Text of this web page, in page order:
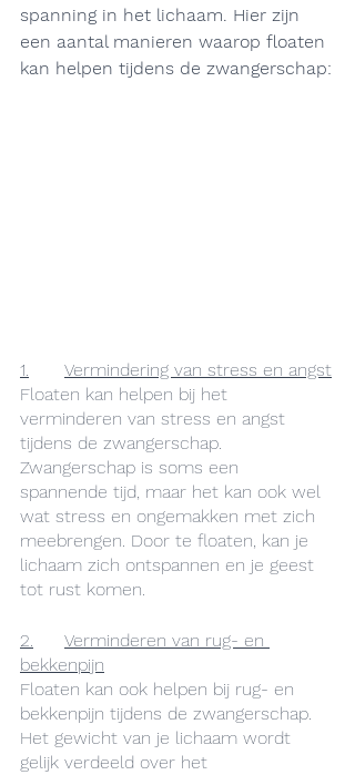
spanning in het lichaam. Hier zijn
een aantal manieren waarop floaten
kan helpen tijdens de zwangerschap:
1.	Vermindering van stress en angst
Floaten kan helpen bij het
verminderen van stress en angst
tijdens de zwangerschap.
Zwangerschap is soms een
spannende tijd, maar het kan ook wel
wat stress en ongemakken met zich
meebrengen. Door te floaten, kan je
lichaam zich ontspannen en je geest
tot rust komen.
2.	Verminderen van rug- en
bekkenpijn
Floaten kan ook helpen bij rug- en
bekkenpijn tijdens de zwangerschap.
Het gewicht van je lichaam wordt
gelijk verdeeld over het